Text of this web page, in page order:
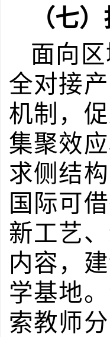
（七
面向
全对接
机制，
集聚效
求侧结
国际可
新工艺
内容，
学基地
索教师